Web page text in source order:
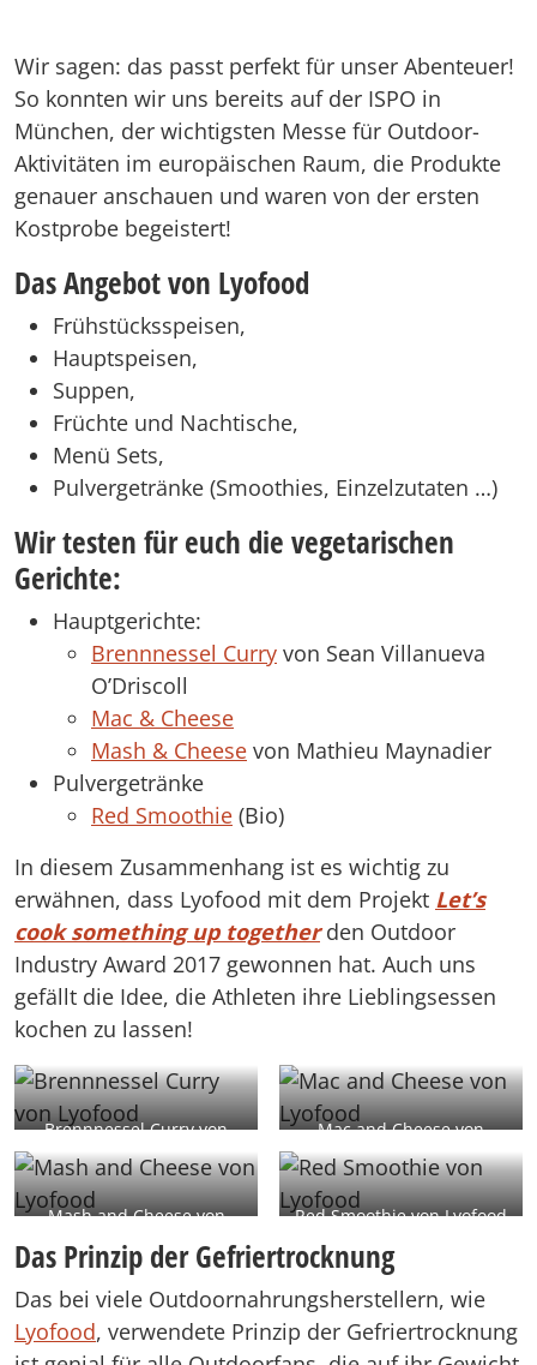
Wir sagen: das passt perfekt für unser Abenteuer!
So konnten wir uns bereits auf der ISPO in
München, der wichtigsten Messe für Outdoor-
Aktivitäten im europäischen Raum, die Produkte
genauer anschauen und waren von der ersten
Kostprobe begeistert!
Das Angebot von Lyofood
Frühstücksspeisen,
Hauptspeisen,
Suppen,
Früchte und Nachtische,
Menü Sets,
Pulvergetränke (Smoothies, Einzelzutaten …)
Wir testen für euch die vegetarischen
Gerichte:
Hauptgerichte:
Brennnessel Curry von Sean Villanueva
O’Driscoll
Mac & Cheese
Mash & Cheese von Mathieu Maynadier
Pulvergetränke
Red Smoothie (Bio)
In diesem Zusammenhang ist es wichtig zu
erwähnen, dass Lyofood mit dem Projekt Let’s
cook something up togetherden Outdoor
Industry Award 2017 gewonnen hat. Auch uns
gefällt die Idee, die Athleten ihre Lieblingsessen
kochen zu lassen!
Brennnessel Curry von
Lyofood
Mac and Cheese von
Lyofood
Mash and Cheese von
Lyofood
Red Smoothie von Lyofood
Das Prinzip der Gefriertrocknung
Das bei viele Outdoornahrungsherstellern, wie
Lyofood, verwendete Prinzip der Gefriertrocknung